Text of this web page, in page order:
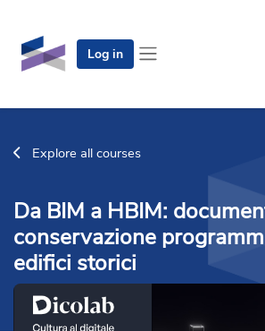
Log in
Explore all courses
Da BIM a HBIM:
conservazione
edifici storici